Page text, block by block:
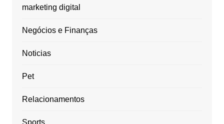
marketing digital
Negócios e Finanças
Noticias
Pet
Relacionamentos
Sports